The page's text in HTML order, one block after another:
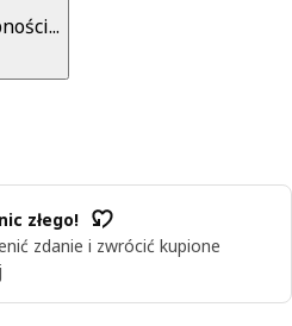
złego!
zdanie i zwrócić kupione